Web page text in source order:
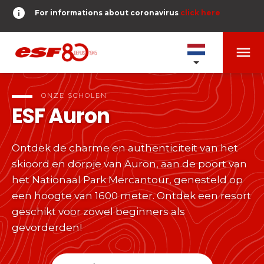
info For informations about coronavirus click here
menu
ONZE SCHOLEN expand_more
search
of
room MEZELF GEOLOCALISEREN
TESTS ET ÉTOILES expand_more
Tests alpine skiën
Kinderen
Vanaf Piou-Piou tot Gouden Ster
Tieners en volwassenen
Alle niveaus
RESERVER expand_more
DERNIER-PLANTER-DE-BATON expand_more
timer RESULTATEN expand_more
ONZE SCHOLEN
ESFAuron
Ontdek de charme en authenticiteit van het
skioord en dorpje van Auron, aan de poort van
het Nationaal Park Mercantour, genesteld op
een hoogte van 1600 meter. Ontdek een resort
geschikt voor zowel beginners als
gevorderden!